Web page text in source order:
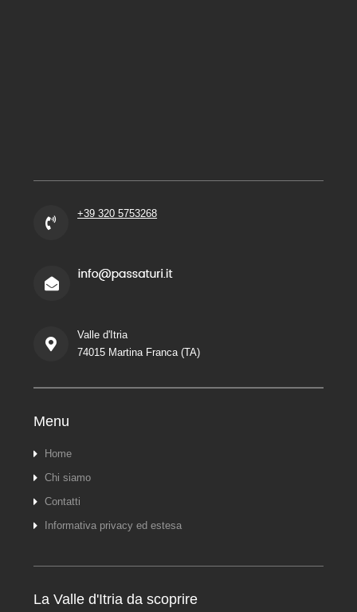
+39 320 5753268
Valle d'Itria
74015 Martina Franca (TA)
Menu
Home
Chi siamo
Contatti
Informativa privacy ed estesa
La Valle d'Itria da scoprire